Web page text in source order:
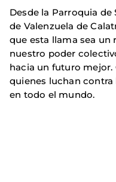
Desde la Parroquia
de Valenzuela de
que esta llama sea
nuestro poder
hacia un futuro mejor.
quienes luchan
en todo el mundo.